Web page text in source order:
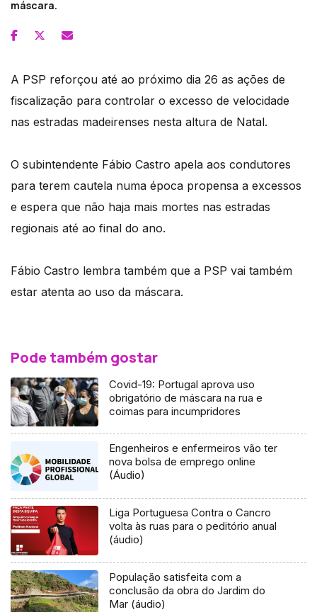
máscara.
A PSP reforçou até ao próximo dia 26 as ações de
fiscalização para controlar o excesso de velocidade
nas estradas madeirenses nesta altura de Natal.
O subintendente Fábio Castro apela aos condutores
para terem cautela numa época propensa a excessos
e espera que não haja mais mortes nas estradas
regionais até ao final do ano.
Fábio Castro lembra também que a PSP vai também
estar atenta ao uso da máscara.
Pode também gostar
Covid-19: Portugal aprova uso
obrigatório de máscara na rua e
coimas para incumpridores
Engenheiros e enfermeiros vão ter
nova bolsa de emprego online
(Áudio)
Liga Portuguesa Contra o Cancro
volta às ruas para o peditório anual
(áudio)
População satisfeita com a
conclusão da obra do Jardim do
Mar (áudio)